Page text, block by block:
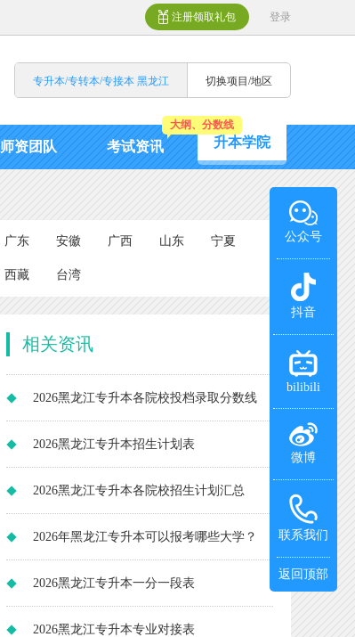
注册领取礼包 登录
专升本/专转本/专接本 黑龙江 切换项目/地区
师资团队 考试资讯
大纲、分数线
升本学院
广东 安徽 广西 山东 宁夏
西藏 台湾
相关资讯
2026黑龙江专升本各院校投档录取分数线
2026黑龙江专升本招生计划表
2026黑龙江专升本各院校招生计划汇总
2026年黑龙江专升本可以报考哪些大学？
2026黑龙江专升本一分一段表
2026黑龙江专升本专业对接表
公众号
抖音
bilibili
微博
联系我们
返回顶部